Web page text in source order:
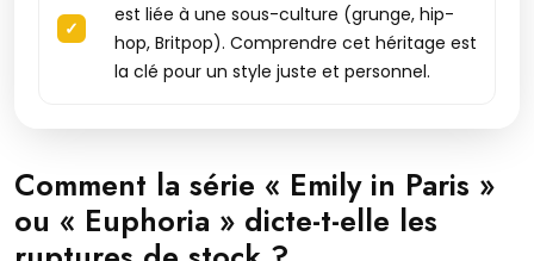
est liée à une sous-culture (grunge, hip-
hop, Britpop). Comprendre cet héritage est
la clé pour un style juste et personnel.
Comment la série « Emily in Paris »
ou « Euphoria » dicte-t-elle les